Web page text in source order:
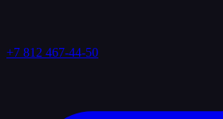
+7 812 467-44-50